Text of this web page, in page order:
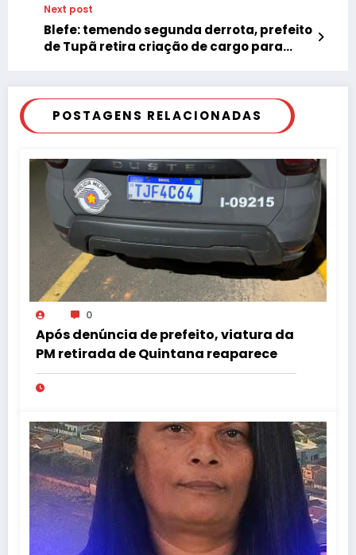
Next post
Blefe: temendo segunda derrota, prefeito
de Tupã retira criação de cargo para
POSTAGENS RELACIONADAS
0
Após denúncia de prefeito, viatura da
PM retirada de Quintana reaparece